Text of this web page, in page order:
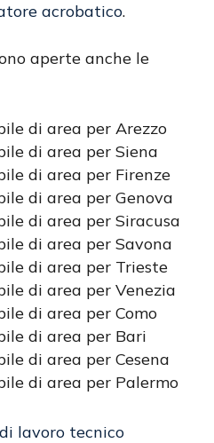
acrobatico.
aperte anche le
di area per Arezzo
di area per Siena
di area per Firenze
di area per Genova
di area per Siracusa
di area per Savona
di area per Trieste
di area per Venezia
di area per Como
di area per Bari
di area per Cesena
di area per Palermo
lavoro tecnico